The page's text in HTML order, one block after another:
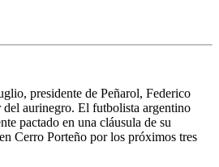
presidente de Peñarol, Federico
aurinegro. El futbolista argentino
pactado en una cláusula de su
Cerro Porteño por los próximos tres